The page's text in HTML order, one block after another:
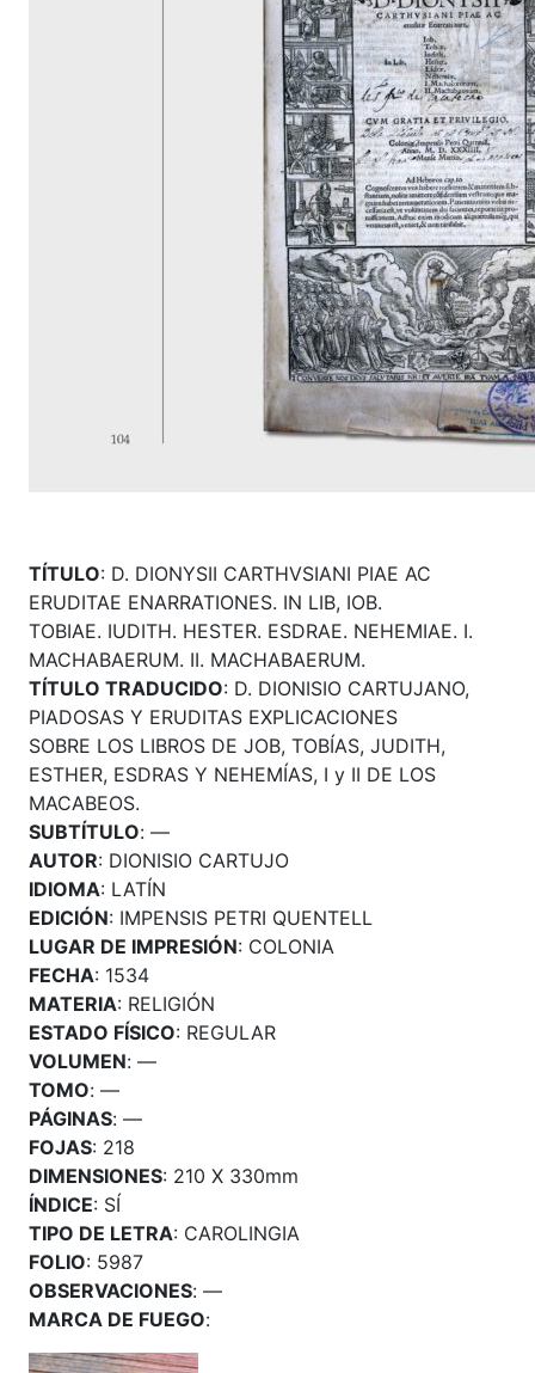
TÍTULO: D. DIONYSII CARTHVSIANI PIAE AC
ERUDITAE ENARRATIONES. IN LIB, IOB.
TOBIAE. IUDITH. HESTER. ESDRAE. NEHEMIAE. I.
MACHABAERUM. II. MACHABAERUM.
TÍTULO TRADUCIDO: D. DIONISIO CARTUJANO,
PIADOSAS Y ERUDITAS EXPLICACIONES
SOBRE LOS LIBROS DE JOB, TOBÍAS, JUDITH,
ESTHER, ESDRAS Y NEHEMÍAS, I y II DE LOS
MACABEOS.
SUBTÍTULO: —
AUTOR: DIONISIO CARTUJO
IDIOMA: LATÍN
EDICIÓN: IMPENSIS PETRI QUENTELL
LUGAR DE IMPRESIÓN: COLONIA
FECHA: 1534
MATERIA: RELIGIÓN
ESTADO FÍSICO: REGULAR
VOLUMEN: —
TOMO: —
PÁGINAS: —
FOJAS: 218
DIMENSIONES: 210 X 330mm
ÍNDICE: SÍ
TIPO DE LETRA: CAROLINGIA
FOLIO: 5987
OBSERVACIONES: —
MARCA DE FUEGO: